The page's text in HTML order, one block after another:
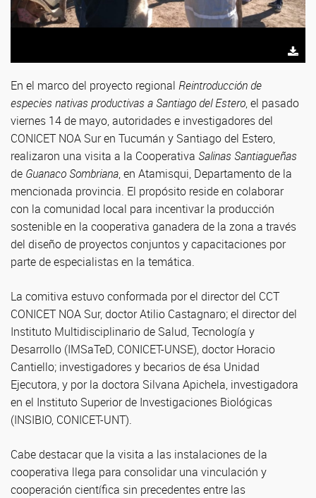
En el marco del proyecto regional Reintroducción de
especies nativas productivas a Santiago del Estero, el pasado
viernes 14 de mayo, autoridades e investigadores del
CONICET NOA Sur en Tucumán y Santiago del Estero,
realizaron una visita a la Cooperativa Salinas Santiagueñas
de Guanaco Sombriana, en Atamisqui, Departamento de la
mencionada provincia. El propósito reside en colaborar
con la comunidad local para incentivar la producción
sostenible en la cooperativa ganadera de la zona a través
del diseño de proyectos conjuntos y capacitaciones por
parte de especialistas en la temática.
La comitiva estuvo conformada por el director del CCT
CONICET NOA Sur, doctor Atilio Castagnaro; el director del
Instituto Multidisciplinario de Salud, Tecnología y
Desarrollo (IMSaTeD, CONICET-UNSE), doctor Horacio
Cantiello; investigadores y becarios de ésa Unidad
Ejecutora, y por la doctora Silvana Apichela, investigadora
en el Instituto Superior de Investigaciones Biológicas
(INSIBIO, CONICET-UNT).
Cabe destacar que la visita a las instalaciones de la
cooperativa llega para consolidar una vinculación y
cooperación científica sin precedentes entre las